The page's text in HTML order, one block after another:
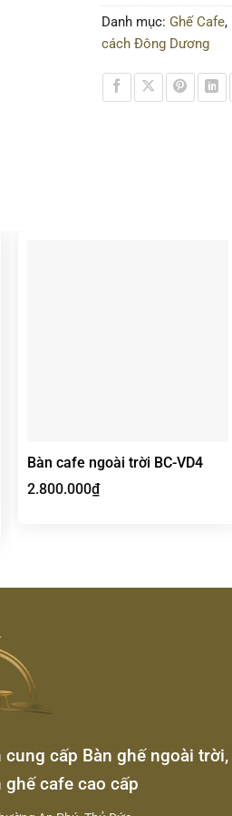
Danh mục: Ghế Cafe,
cách Đông Dương
Bàn cafe ngoài trời BC-VD4
2.800.000₫
cung cấp Bàn ghế ngoài trời,
ghế cafe cao cấp